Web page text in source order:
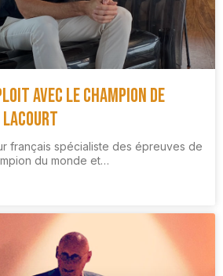
avec le champion de
français spécialiste des épreuves de
du monde et…